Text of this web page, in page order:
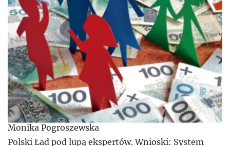
Monika Pogroszewska
Polski Ład pod lupą ekspertów. Wnioski: System